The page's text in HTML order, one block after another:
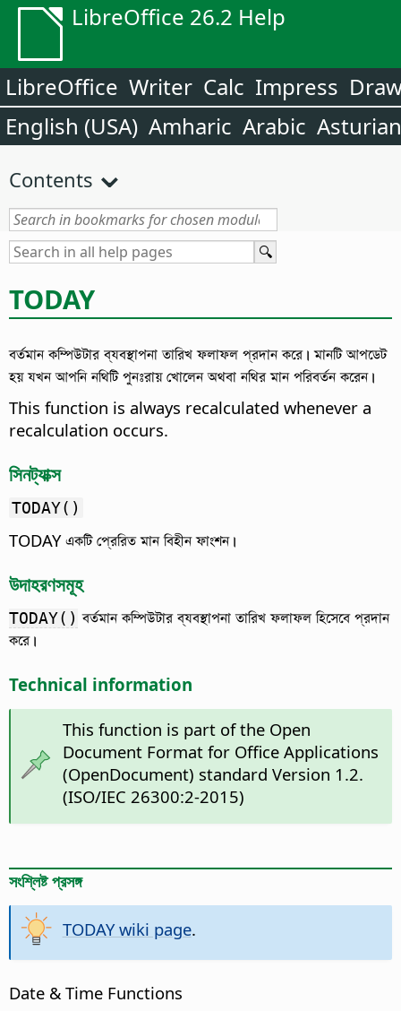
LibreOffice 26.2 Help
LibreOffice Writer Calc Impress
English (USA) Amharic Arabic Asturian
Contents
TODAY
বর্তমান কম্পিউটার ব্যবস্থাপনা তারিখ ফলাফল প্রদান করে। মানটি আপডেট
হয় যখন আপনি নথিটি পুনঃরায় খোলেন অথবা নথির মান পরিবর্তন করেন।
This function is always recalculated whenever a
recalculation occurs.
সিনট্যাক্স
TODAY()
TODAY একটি প্রেরিত মান বিহীন ফাংশন।
উদাহরণসমূহ
TODAY() বর্তমান কম্পিউটার ব্যবস্থাপনা তারিখ ফলাফল হিসেবে প্রদান
করে।
Technical information
This function is part of the Open
Document Format for Office Applications
(OpenDocument) standard Version 1.2.
(ISO/IEC 26300:2-2015)
সংশ্লিষ্ট প্রসঙ্গ
TODAY wiki page.
Date & Time Functions